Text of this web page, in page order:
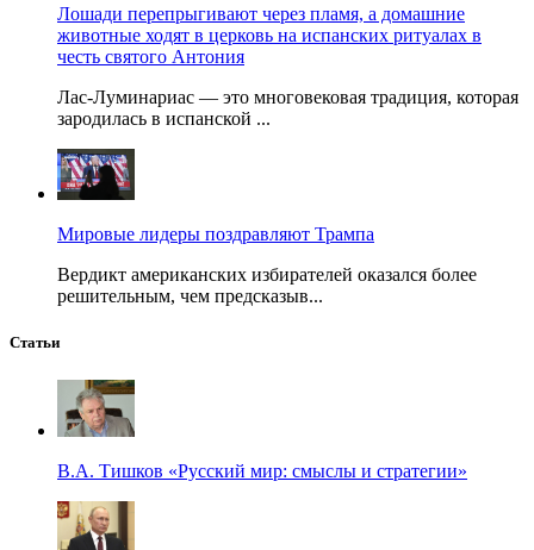
Лошади перепрыгивают через пламя, а домашние
животные ходят в церковь на испанских ритуалах в
честь святого Антония
Лас-Луминариас — это многовековая традиция, которая
зародилась в испанской ...
Мировые лидеры поздравляют Трампа
Вердикт американских избирателей оказался более
решительным, чем предсказыв...
Статьи
В.А. Тишков «Русский мир: смыслы и стратегии»